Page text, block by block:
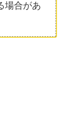
場合があ